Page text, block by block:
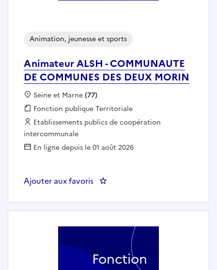
Animateur ALSH - COMMUNAUTE
DE COMMUNES DES DEUX MORIN
Animation, jeunesse et sports
Localisation :
Seine et Marne(77)
Fonction publique :
Fonction publique Territoriale
Employeur :
Etablissements publics de coopération
intercommunale
En ligne depuis le 01 août 2026
Ajouter aux favoris : Animateur ALSH -
Fonction